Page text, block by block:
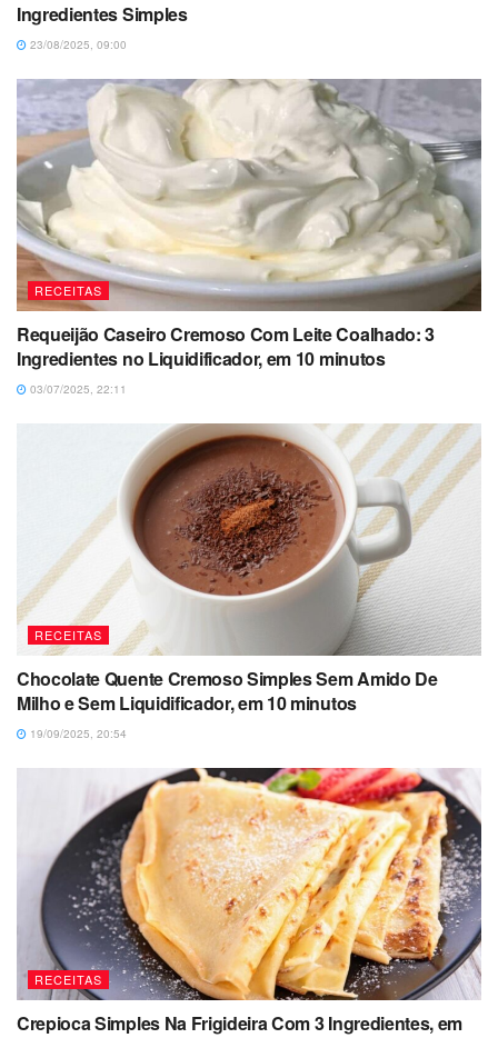
Ingredientes Simples
23/08/2025, 09:00
RECEITAS
Requeijão Caseiro Cremoso Com Leite Coalhado: 3
Ingredientes no Liquidificador, em 10 minutos
03/07/2025, 22:11
RECEITAS
Chocolate Quente Cremoso Simples Sem Amido De
Milho e Sem Liquidificador, em 10 minutos
19/09/2025, 20:54
RECEITAS
Crepioca Simples Na Frigideira Com 3 Ingredientes, em